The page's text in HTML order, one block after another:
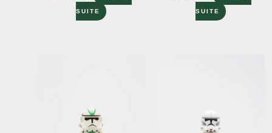
SUITE SUITE